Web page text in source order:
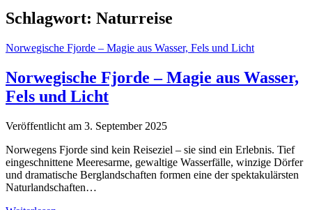
Schlagwort: Naturreise
Norwegische Fjorde – Magie aus Wasser, Fels und Licht
Norwegische Fjorde – Magie aus Wasser,
Fels und Licht
Veröffentlicht am 3. September 2025
Norwegens Fjorde sind kein Reiseziel – sie sind ein Erlebnis. Tief
eingeschnittene Meeresarme, gewaltige Wasserfälle, winzige Dörfer
und dramatische Berglandschaften formen eine der spektakulärsten
Naturlandschaften…